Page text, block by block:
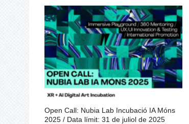
Open Call: Nubia Lab Incubació IA Móns
2025 / Data límit: 31 de juliol de 2025